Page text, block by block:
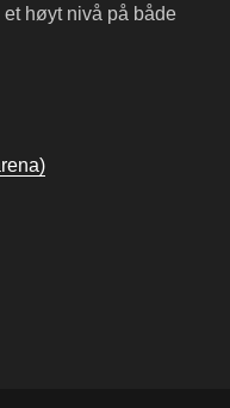
et høyt nivå på både